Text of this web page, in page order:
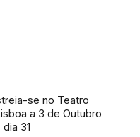
se no Teatro
a 3 de Outubro
31